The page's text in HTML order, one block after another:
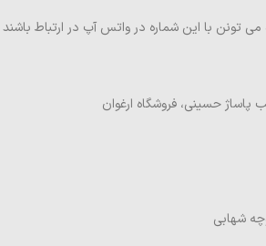
با این شماره در واتس آپ در ارتباط باشند
پاساژ حسینی، فروشگاه ارغوان
شهابی